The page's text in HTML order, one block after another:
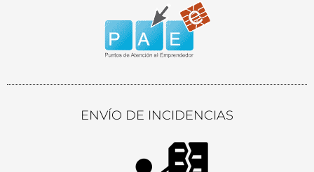
ENVÍO DE INCIDENCIAS